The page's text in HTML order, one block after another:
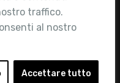
traffico.
al nostro
Accettare tutto